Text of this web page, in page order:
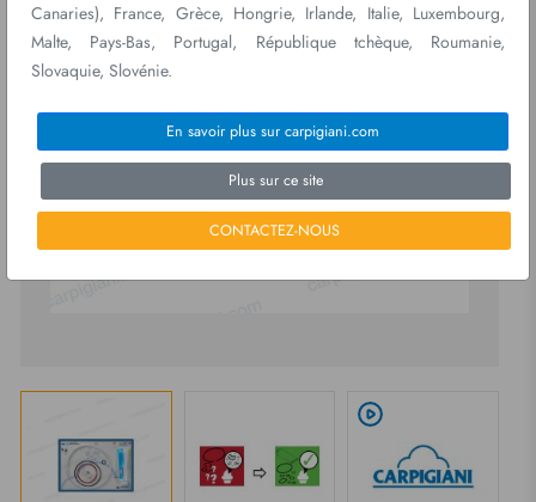
Canaries), France, Grèce, Hongrie, Irlande, Italie, Luxembourg,
Malte, Pays-Bas, Portugal, République tchèque, Roumanie,
Slovaquie, Slovénie.
En savoir plus sur carpigiani.com
Plus sur ce site
CONTACTEZ-NOUS